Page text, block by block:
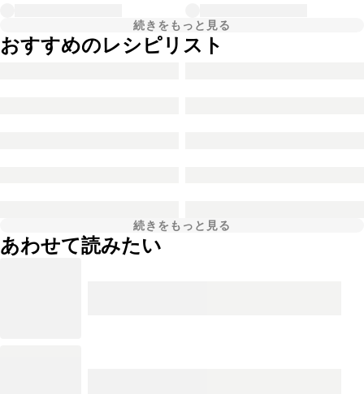
続きをもっと見る
おすすめのレシピリスト
続きをもっと見る
あわせて読みたい